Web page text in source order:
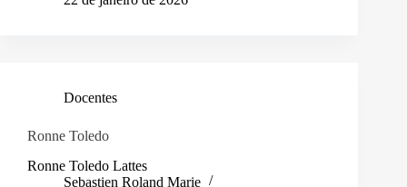
Docentes
Ronne Toledo
Ronne Toledo Lattes
Sebastien Roland Marie